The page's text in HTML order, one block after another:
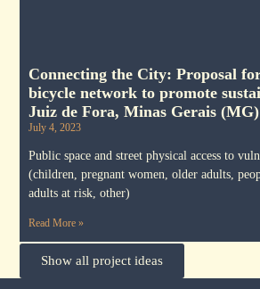
Connecting the City: Proposal
bicycle network to promote
Juiz de Fora, Minas Gerais (MG)
July 4, 2023
Public space and street physical access to
(children, pregnant women, older adults,
adults at risk, other)
Read More »
Show all project ideas